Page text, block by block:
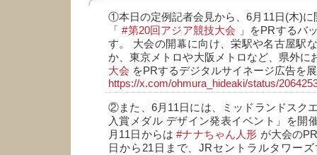
①本日の定例記者会見から、6月11日(木)に
「#第20回アジア競技大会
」をPRするバ
す。 大会の開幕に向け、栄駅や名古屋駅
か、東京メトロや大阪メトロなど、県外に
大会 をPRするデジタルサイネージ広告を
https://x.com/ohmura_hideaki/status/
②また、6月11日には、ミッドランドスク
入賞メダル デザイン発表イベント」を開
月11日からは#ナナちゃん人形 が大会の
日から21日まで、JRセントラルタワー